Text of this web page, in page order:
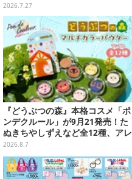
2026.7.27
『どうぶつの森』本格コスメ「ポ
ンデクルール」が9月21発売！た
ぬきちやしずえなど全12種、アレ
ンジできるリアクションシールも
付属
2026.8.7